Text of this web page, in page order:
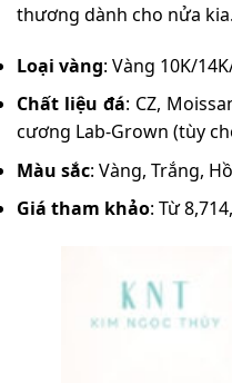
thương dành cho nửa kia.
Loại vàng: Vàng 10K/
Chất liệu đá: CZ,
cương Lab-Grown (tùy
Màu sắc: Vàng, Trắng,
Giá tham khảo: Từ